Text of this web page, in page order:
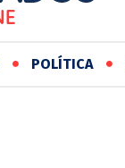
POLÍTICA